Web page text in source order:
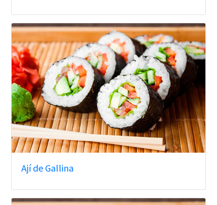
Ají de Gallina